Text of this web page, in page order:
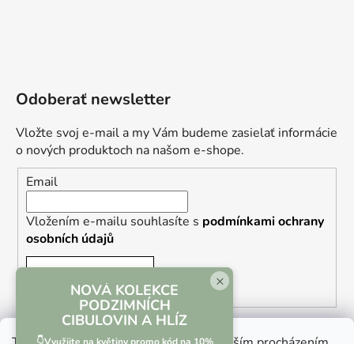
Odoberať newsletter
Vložte svoj e-mail a my Vám budeme zasielať informácie
o nových produktoch na našom e-shope.
Email
Vložením e-mailu souhlasíte s podmínkami ochrany
osobních údajů
×
NOVÁ KOLEKCE
PODZIMNÍCH
CIBULOVIN A HLÍZ